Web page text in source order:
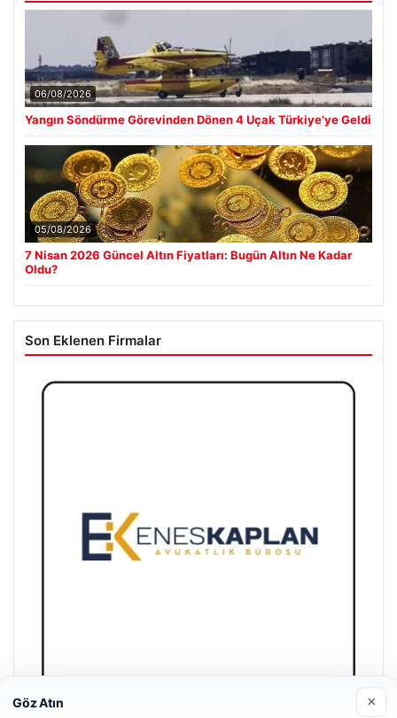
06/08/2026
Yangın Söndürme Görevinden Dönen 4 Uçak Türkiye’ye Geldi
05/08/2026
7 Nisan 2026 Güncel Altın Fiyatları: Bugün Altın Ne Kadar
Oldu?
Son Eklenen Firmalar
Göz Atın ×